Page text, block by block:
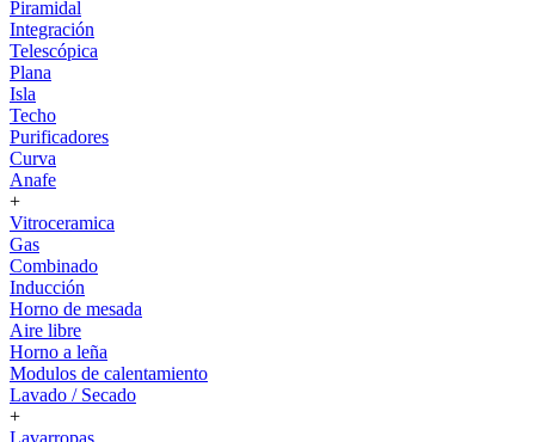
Piramidal
Integración
Telescópica
Plana
Isla
Techo
Purificadores
Curva
Anafe
+
Vitroceramica
Gas
Combinado
Inducción
Horno de mesada
Aire libre
Horno a leña
Modulos de calentamiento
Lavado / Secado
+
Lavarropas